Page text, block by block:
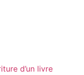
d’un livre